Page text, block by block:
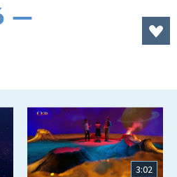
—
3:02